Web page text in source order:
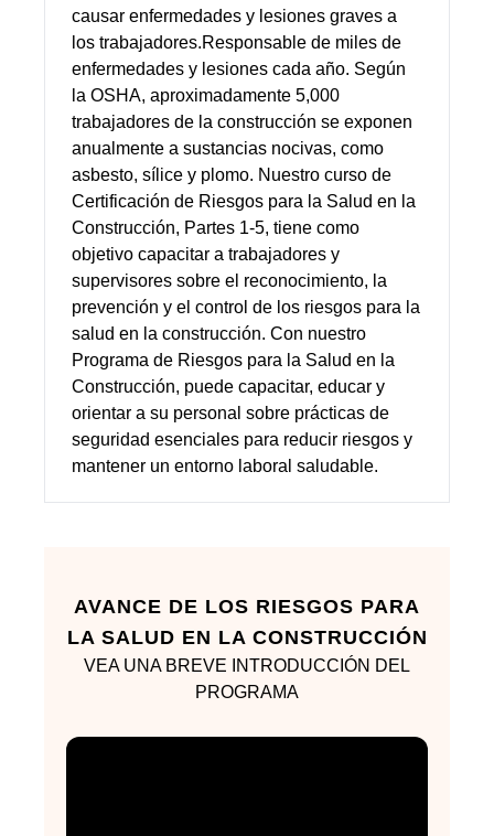
causar enfermedades y lesiones graves a
los trabajadores.Responsable de miles de
enfermedades y lesiones cada año. Según
la OSHA, aproximadamente 5,000
trabajadores de la construcción se exponen
anualmente a sustancias nocivas, como
asbesto, sílice y plomo. Nuestro curso de
Certificación de Riesgos para la Salud en la
Construcción, Partes 1-5, tiene como
objetivo capacitar a trabajadores y
supervisores sobre el reconocimiento, la
prevención y el control de los riesgos para la
salud en la construcción. Con nuestro
Programa de Riesgos para la Salud en la
Construcción, puede capacitar, educar y
orientar a su personal sobre prácticas de
seguridad esenciales para reducir riesgos y
mantener un entorno laboral saludable.
AVANCE DE LOS RIESGOS PARA
LA SALUD EN LA CONSTRUCCIÓN
VEA UNA BREVE INTRODUCCIÓN DEL
PROGRAMA